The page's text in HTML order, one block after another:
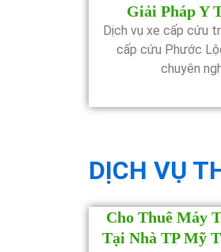
Giải Pháp Y
Dịch vụ xe cấp cứu
cấp cứu Phước
chuyên
DỊCH VỤ
Cho Thuê Máy
Tại Nhà TP Mỹ